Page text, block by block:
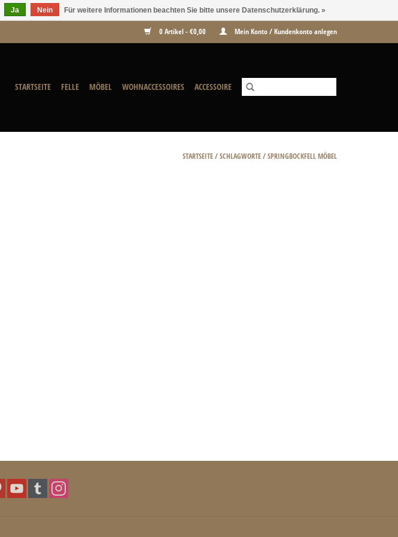
0 Artikel - €0,00 Mein Konto / Kundenkonto anlegen
STARTSEITE FELLE MÖBEL WOHNACCESSOIRES ACCESSOIRE
STARTSEITE/SCHLAGWORTE/SPRINGBOCKFELL MÖBEL
Ja Nein Für weitere Informationen beachten Sie bitte unsere Datenschutzerklärung. »